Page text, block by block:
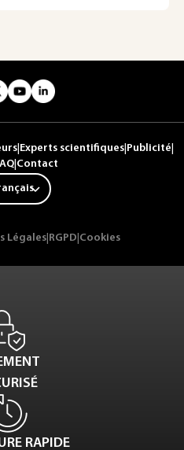
Experts scientifiques Publicité
| Contact
Légales RGPD Cookies
RAPIDE